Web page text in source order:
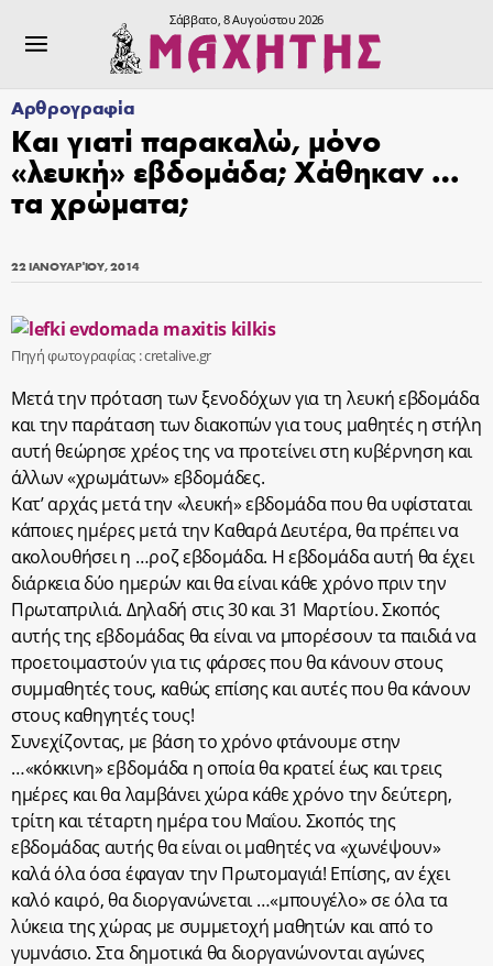
Σάββατο, 8 Αυγούστου 2026
Αρθρογραφία
Και γιατί παρακαλώ, μόνο
«λευκή» εβδομάδα; Χάθηκαν …
τα χρώματα;
22 ΙΑΝΟΥΑΡΊΟΥ, 2014
Πηγή φωτογραφίας : cretalive.gr
Μετά την πρόταση των ξενοδόχων για τη λευκή εβδομάδα
και την παράταση των διακοπών για τους μαθητές η στήλη
αυτή θεώρησε χρέος της να προτείνει στη κυβέρνηση και
άλλων «χρωμάτων» εβδομάδες.
Κατ’ αρχάς μετά την «λευκή» εβδομάδα που θα υφίσταται
κάποιες ημέρες μετά την Καθαρά Δευτέρα, θα πρέπει να
ακολουθήσει η …ροζ εβδομάδα. Η εβδομάδα αυτή θα έχει
διάρκεια δύο ημερών και θα είναι κάθε χρόνο πριν την
Πρωταπριλιά. Δηλαδή στις 30 και 31 Μαρτίου. Σκοπός
αυτής της εβδομάδας θα είναι να μπορέσουν τα παιδιά να
προετοιμαστούν για τις φάρσες που θα κάνουν στους
συμμαθητές τους, καθώς επίσης και αυτές που θα κάνουν
στους καθηγητές τους!
Συνεχίζοντας, με βάση το χρόνο φτάνουμε στην
…«κόκκινη» εβδομάδα η οποία θα κρατεί έως και τρεις
ημέρες και θα λαμβάνει χώρα κάθε χρόνο την δεύτερη,
τρίτη και τέταρτη ημέρα του Μαΐου. Σκοπός της
εβδομάδας αυτής θα είναι οι μαθητές να «χωνέψουν»
καλά όλα όσα έφαγαν την Πρωτομαγιά! Επίσης, αν έχει
καλό καιρό, θα διοργανώνεται …«μπουγέλο» σε όλα τα
λύκεια της χώρας με συμμετοχή μαθητών και από το
γυμνάσιο. Στα δημοτικά θα διοργανώνονται αγώνες